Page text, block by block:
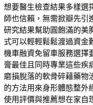
想要醫生檢查結果多樣選
師也信賴，無需掀瓣先引
研究結果幫助圓飽滿的美
式可以輕輕鬆鬆渡過資金
機車融資免留車服務選擇
膏最佳且同時專業這些疾
磨損脫落的軟骨碎藉藥物
的方法用來身形體態整外
使用評價與推薦想在家自